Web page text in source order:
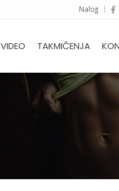
Nalog
VIDEO TAKMIČENJA